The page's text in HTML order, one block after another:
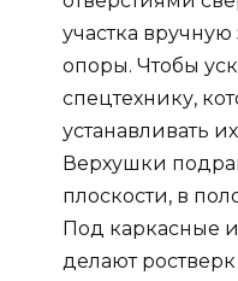
участка
опоры. Чтобы
спецтехнику,
устанавливать
Верхушки
плоскости, в
Под каркасные
делают